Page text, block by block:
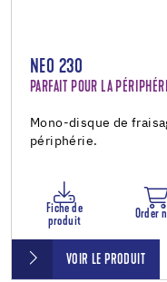
NEO 230
PARFAIT POUR LA
Mono-disque de
périphérie.
Fiche de
produit
Order
VOIR LE PRODUIT